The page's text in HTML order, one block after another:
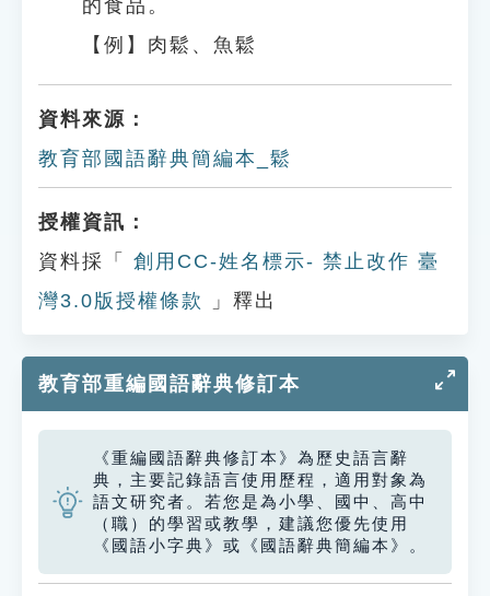
的食品。
【例】肉鬆、魚鬆
資料來源：
教育部國語辭典簡編本_鬆
授權資訊：
資料採「
創用CC-姓名標示- 禁止改作 臺
灣3.0版授權條款
」釋出
教育部重編國語辭典修訂本
《重編國語辭典修訂本》為歷史語言辭
典，主要記錄語言使用歷程，適用對象為
語文研究者。若您是為小學、國中、高中
（職）的學習或教學，建議您優先使用
《國語小字典》或《國語辭典簡編本》。